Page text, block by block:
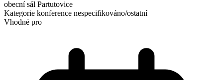
obecní sál Partutovice
Kategorie konference nespecifikováno/ostatní
Vhodné pro